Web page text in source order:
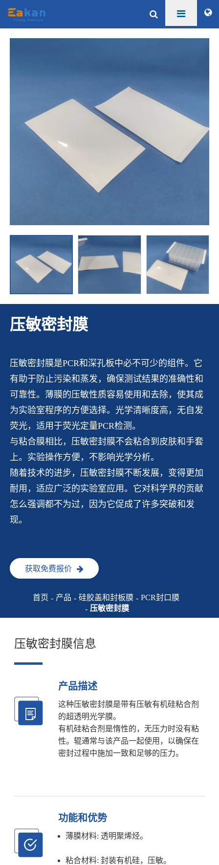
压敏密封膜
压敏密封膜是PCR和深孔板中必不可少的组件。它
有助于防止污染和蒸发，确保测试结果的准确性和
可靠性。薄膜的压敏性质容易使用和去除，使其成
为实验室程序的方便选择。光学清晰度高，无自发
荧光，适用于荧光定量PCR检测。
与粘合膜相比，压敏密封膜不会粘合到皮肤和手套
上。实验操作方便，不影响光学分析。
随着技术的进步，压敏密封膜不断发展，变得更加
耐用，适应广泛的实验室应用。它对科学界的贡献
怎么强调都不为过，因为它促成了许多突破和发
现。
获取免费报价
首页 产品 硅胶盖和封板膜
PCR封口膜
压敏密封膜
压敏密封膜信息
产品描述
这种压敏密封膜是带有压敏有机硅粘合剂
的超透明光学膜。
有机硅粘合剂是惰性的，无压力时没有粘
性。辊通常与该产品一起使用，以确保在
密封过程中施加一致和足够的压力。
功能和优势
薄膜材料: 透明聚烯烃。
粘合材料: 封装有机硅，压敏。